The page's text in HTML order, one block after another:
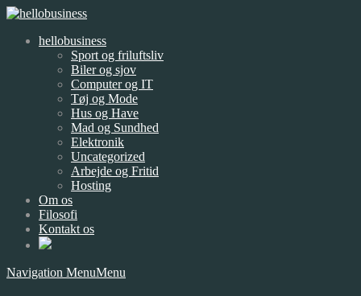
hellobusiness
Sport og friluftsliv
Biler og sjov
Computer og IT
Tøj og Mode
Hus og Have
Mad og Sundhed
Elektronik
Uncategorized
Arbejde og Fritid
Hosting
Om os
Filosofi
Kontakt os
Navigation MenuMenu